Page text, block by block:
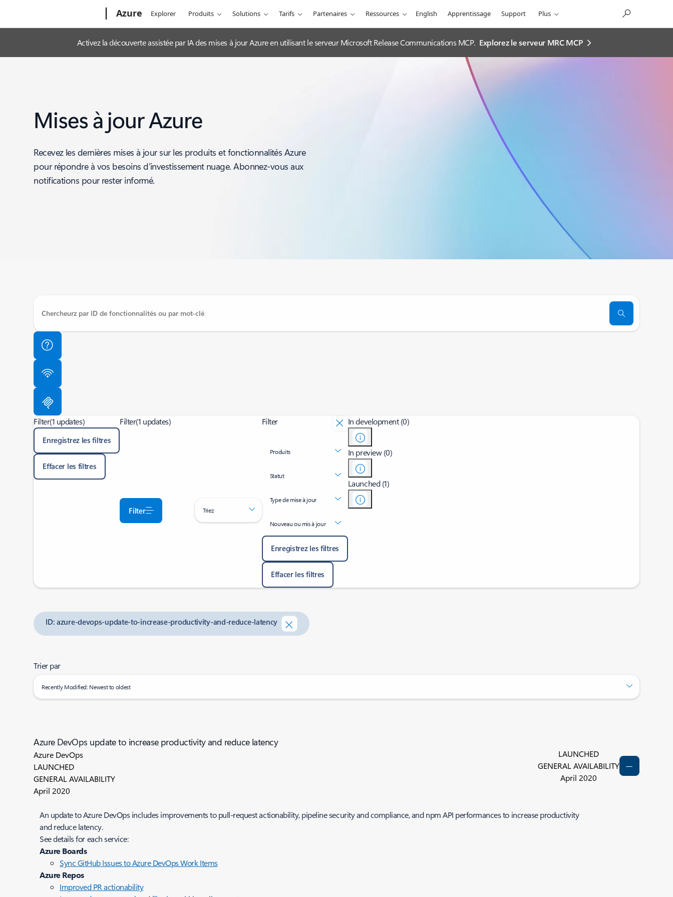
Azure Explorer Produits Solutions Tarifs Partenaires Ressources English Apprentissage Support Plus
Activez la découverte assistée par IA des mises à jour Azure en utilisant le serveur Microsoft Release Communications MCP. Explorez le serveur MRC MCP
Mises à jour Azure
Recevez les dernières mises à jour sur les produits et fonctionnalités Azure
pour répondre à vos besoins d’investissement nuage. Abonnez-vous aux
notifications pour rester informé.
Filter(1 updates)
Enregistrez les filtres
Effacer les filtres
Filter(1 updates)
Filter Triez
Filter
Produits
Statut
Type de mise à jour
Nouveau ou mis à jour
Enregistrez les filtres
Effacer les filtres
In development (0)
In preview (0)
Launched (1)
ID: azure-devops-update-to-increase-productivity-and-reduce-latency
Trier par
Recently Modified: Newest to oldest
Azure DevOps update to increase productivity and reduce latency
Azure DevOps
LAUNCHED
GENERAL AVAILABILITY
April 2020
LAUNCHED
GENERAL AVAILABILITY
April 2020
An update to Azure DevOps includes improvements to pull-request actionability, pipeline security and compliance, and npm API performances to increase productivity
and reduce latency.
See details for each service:
Azure Boards
Sync GitHub Issues to Azure DevOps Work Items
Azure Repos
Improved PR actionability